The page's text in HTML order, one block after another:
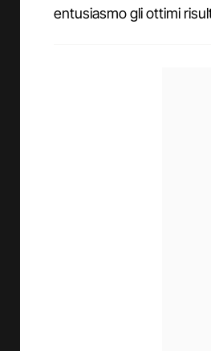
entusiasmo gli ottimi